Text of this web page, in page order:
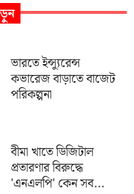
ভারতে ইন্স্যুরেন্স
কভারেজ বাড়াতে বাজেট
পরিকল্পনা
বীমা খাতে ডিজিটাল
প্রতারণার বিরুদ্ধে
'এনএলপি' কেন সব...